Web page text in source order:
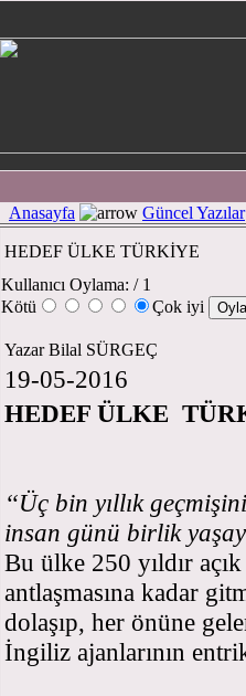
Anasayfa Güncel Yazılar
HEDEF ÜLKE TÜRKİYE
Kullanıcı Oylama: / 1
Kötü
Çok iyi
Yazar Bilal SÜRGEÇ
19-05-2016
HEDEF ÜLKE
‘‘Üç bin yıllık
insan günü birlik
Bu ülke 250 yıldır
antlaşmasına kadar
dolaşıp, her önüne
İngiliz ajanlarının